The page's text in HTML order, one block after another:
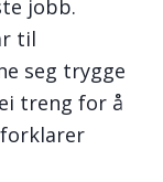
jobb.
til
seg trygge
treng for å